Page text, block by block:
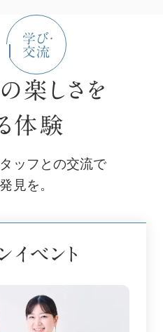
楽しさを
体験
ッフとの交流で
見を。
イベント